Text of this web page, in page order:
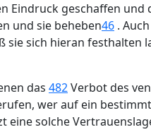
Eindruck geschaffen
und sie beheben46 .
sich hieran festhalten
das 482Verbot des
wer auf ein
solche